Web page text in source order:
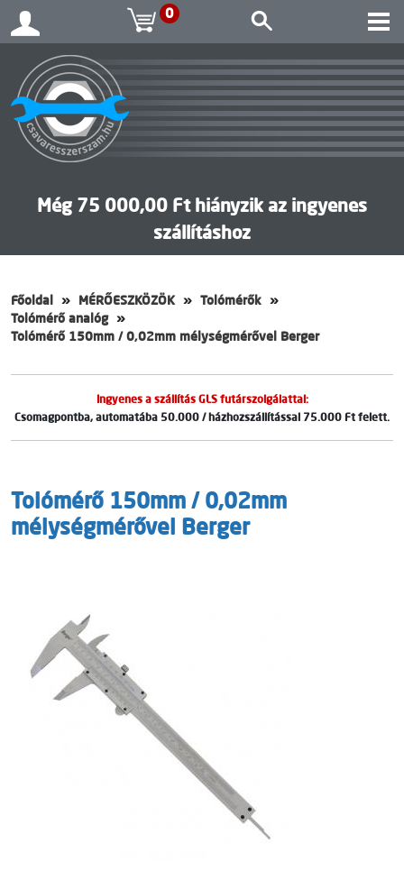
0
Még 75 000,00 Ft hiányzik az ingyenes
szállításhoz
Főoldal MÉRŐESZKÖZÖK
Tolómérők
Tolómérő analóg
Tolómérő 150mm / 0,02mm mélységmérővel Berger
Ingyenes a szállítás GLS futárszolgálattal:
Csomagpontba, automatába 50.000 / házhozszállítással 75.000 Ft felett.
Tolómérő 150mm / 0,02mm
mélységmérővel Berger